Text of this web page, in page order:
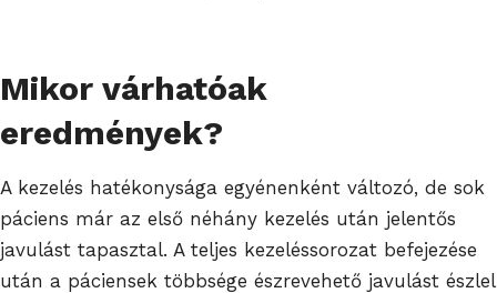
Mikor várhatóak
eredmények?
A kezelés hatékonysága egyénenként változó, de sok
páciens már az első néhány kezelés után jelentős
javulást tapasztal. A teljes kezeléssorozat befejezése
után a páciensek többsége észrevehető javulást észlel